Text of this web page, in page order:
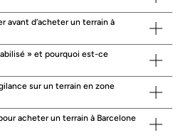
à Barcelone : points de
un dossier. L’emplacement compte,
compte davantage. Notre
la décision en amont, avec une lecture
vérification des possibilités et des
les interlocuteurs utiles (architecte,
certains projets, il peut être pertinent
avant d’acheter un terrain à
» et pourquoi est-ce
sur un terrain en zone
acheter un terrain à Barcelone